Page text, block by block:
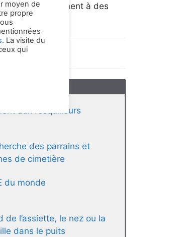
qui mènent à des
aux resquilleurs
des parrains et
de cimetière
du monde
de l’assiette, le nez ou la
dans le puits